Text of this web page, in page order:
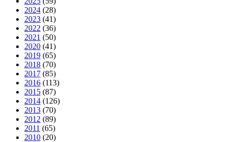
2024 (28)
2023 (41)
2022 (36)
2021 (50)
2020 (41)
2019 (65)
2018 (70)
2017 (85)
2016 (113)
2015 (87)
2014 (126)
2013 (70)
2012 (89)
2011 (65)
2010 (20)